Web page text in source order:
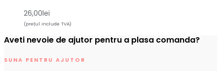
26,00lei
(prețul include TVA)
Aveti nevoie de ajutor pentru a plasa comanda?
SUNA PENTRU AJUTOR